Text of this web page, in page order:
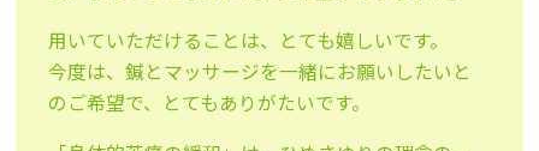
用いていただけることは、とても嬉しいです。
今度は、鍼とマッサージを一緒にお願いしたいと
のご希望で、とてもありがたいです。